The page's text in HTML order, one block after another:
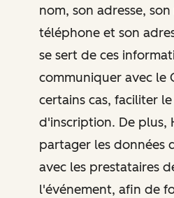
nom, son adresse,
téléphone et son
se sert de ces
communiquer avec le
certains cas, faciliter
d'inscription. De plus,
partager les données
avec les prestataires
l'événement, afin de